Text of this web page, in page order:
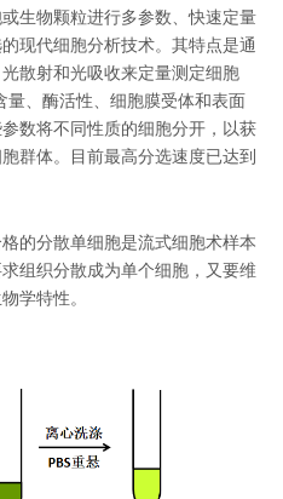
生物颗粒进行多参数、快速定量
现代细胞分析技术。其特点是通
散射和光吸收来定量测定细胞
、酶活性、细胞膜受体和表面
数将不同性质的细胞分开，以获
群体。目前最高分选速度已达到
的分散单细胞是流式细胞术样本
组织分散成为单个细胞，又要维
学特性。